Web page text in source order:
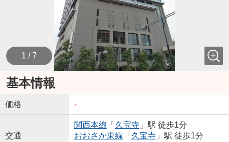
1 / 7
基本情報
価格 -
交通
関西本線 「 久宝寺」駅 徒歩1分
おおさか東線 「 久宝寺」駅 徒歩1分